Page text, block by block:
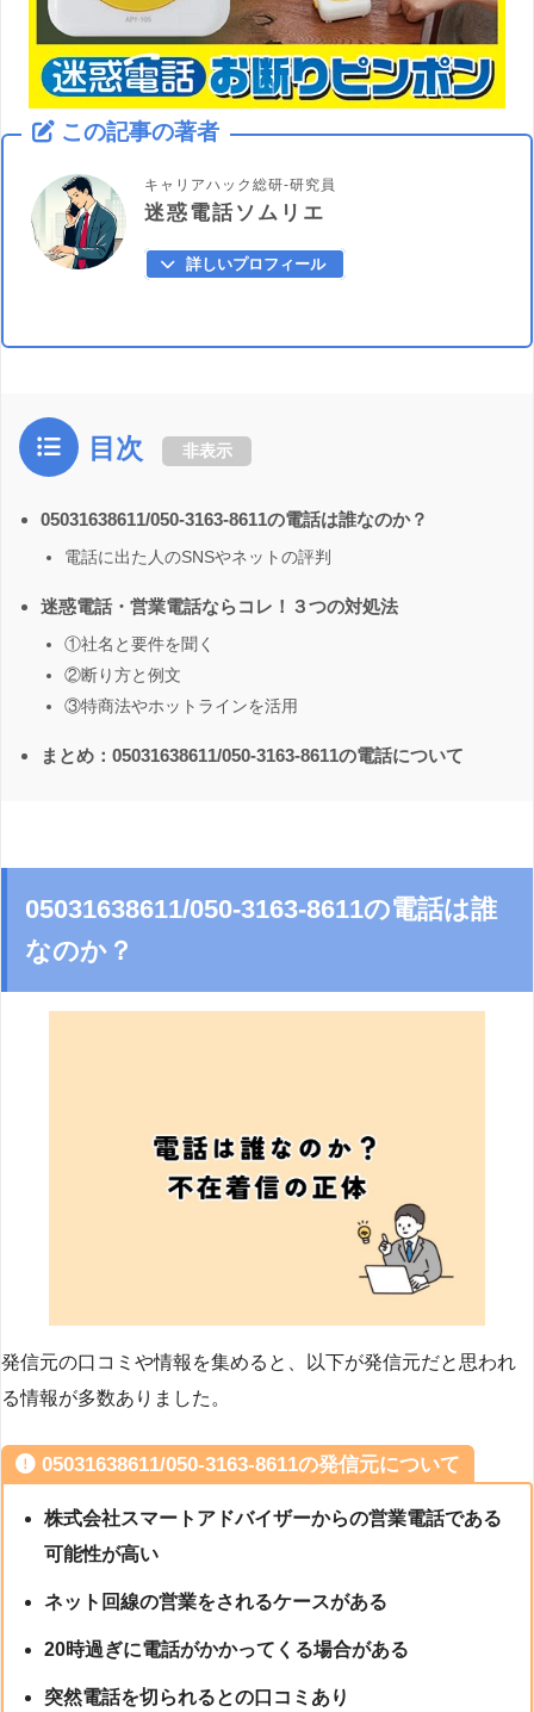
この記事の著者
キャリアハック総研-研究員
迷惑電話ソムリエ
詳しいプロフィール
目次 非表示
05031638611/050-3163-8611の電話は誰なのか？
電話に出た人のSNSやネットの評判
迷惑電話・営業電話ならコレ！３つの対処法
①社名と要件を聞く
②断り方と例文
③特商法やホットラインを活用
まとめ：05031638611/050-3163-8611の電話について
05031638611/050-3163-8611の電話は誰
なのか？
発信元の口コミや情報を集めると、以下が発信元だと思われ
る情報が多数ありました。
05031638611/050-3163-8611の発信元について
株式会社スマートアドバイザーからの営業電話である
可能性が高い
ネット回線の営業をされるケースがある
20時過ぎに電話がかかってくる場合がある
突然電話を切られるとの口コミあり